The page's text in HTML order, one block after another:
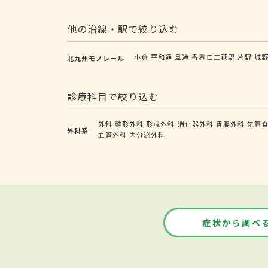
他の沿線・駅で絞り込む
北九州モノレール 小倉 平和通 旦過 香春口三萩野 片野 城野
診療科目で絞り込む
外科系
外科 整形外科 形成外科 消化器外科 胃腸外科 気管
血管外科 内分泌外科
症状から調べ